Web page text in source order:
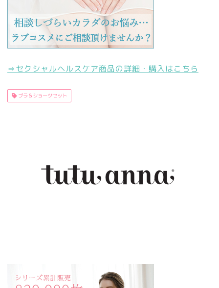
⇒セクシャルヘルスケア商品の詳細・購入はこちら
ブラ＆ショーツセット